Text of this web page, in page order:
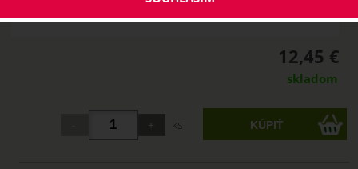
12,45 €
skladom
ks